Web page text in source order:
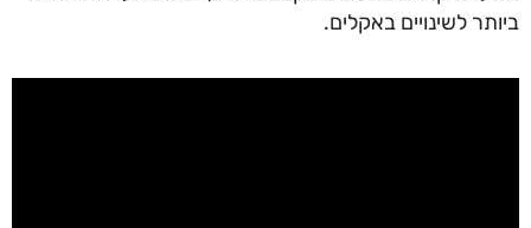
ביותר לשינויים באקלים.